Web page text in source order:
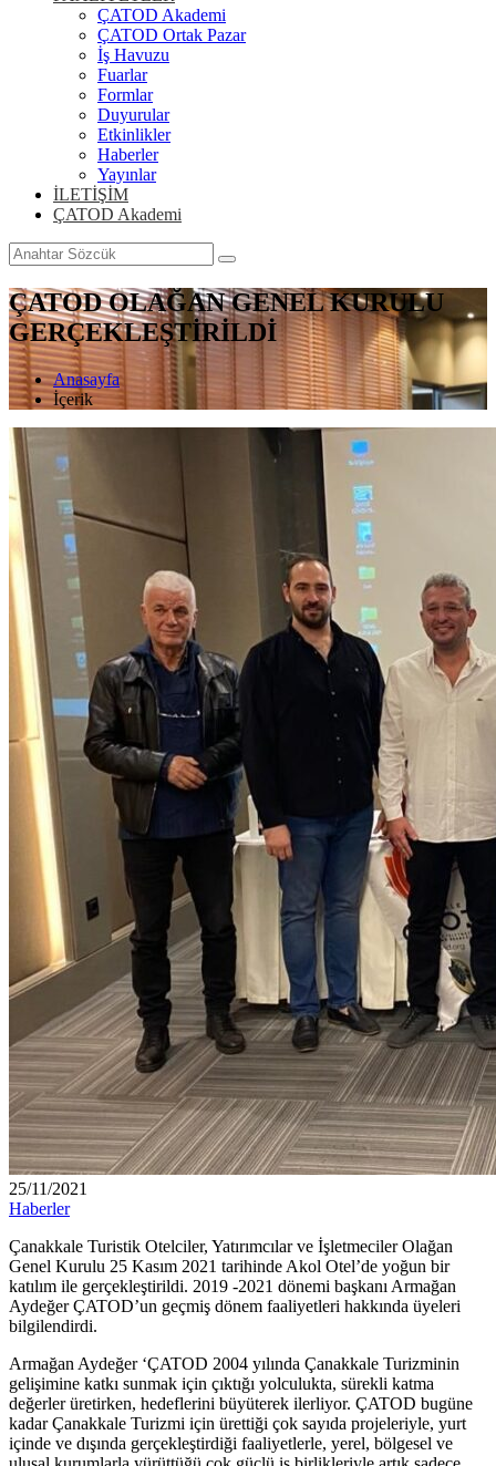
ÇATOD Akademi
ÇATOD Ortak Pazar
İş Havuzu
Fuarlar
Formlar
Duyurular
Etkinlikler
Haberler
Yayınlar
İLETİŞİM
ÇATOD Akademi
ÇATOD OLAĞAN GENEL KURULU
GERÇEKLEŞTİRİLDİ
Anasayfa
İçerik
25/11/2021
Haberler
Çanakkale Turistik Otelciler, Yatırımcılar ve İşletmeciler Olağan
Genel Kurulu 25 Kasım 2021 tarihinde Akol Otel’de yoğun bir
katılım ile gerçekleştirildi. 2019 -2021 dönemi başkanı Armağan
Aydeğer ÇATOD’un geçmiş dönem faaliyetleri hakkında üyeleri
bilgilendirdi.
Armağan Aydeğer ‘ÇATOD 2004 yılında Çanakkale Turizminin
gelişimine katkı sunmak için çıktığı yolculukta, sürekli katma
değerler üretirken, hedeflerini büyüterek ilerliyor. ÇATOD bugüne
kadar Çanakkale Turizmi için ürettiği çok sayıda projeleriyle, yurt
içinde ve dışında gerçekleştirdiği faaliyetlerle, yerel, bölgesel ve